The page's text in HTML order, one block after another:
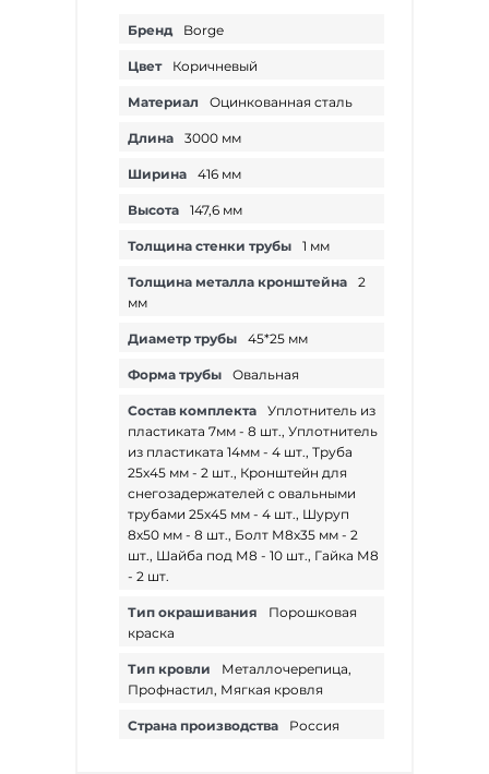
трубчатый
овальный Borge
Коричневый
шоколад 3 м
Снегозадержатель
трубчатый
овальный Borge
RAL 3011
Коричнево-
красный 3 м
трубчатый
Бренд Borge
Цвет Коричневый
Материал Оцинкованная сталь
Длина 3000 мм
Ширина 416 мм
Высота 147,6 мм
Толщина стенки трубы 1 мм
Толщина металла кронштейна
2
мм
Диаметр трубы 45*25 мм
Форма трубы Овальная
Состав комплекта
Уплотнитель из
пластиката 7мм - 8 шт., Уплотнитель
из пластиката 14мм - 4 шт., Труба
25х45 мм - 2 шт., Кронштейн для
снегозадержателей с овальными
трубами 25х45 мм - 4 шт., Шуруп
8х50 мм - 8 шт., Болт М8х35 мм - 2
шт., Шайба под М8 - 10 шт., Гайка М8
- 2 шт.
Тип окрашивания
Порошковая
краска
Тип кровли
Металлочерепица,
Профнастил, Мягкая кровля
Страна производства Россия